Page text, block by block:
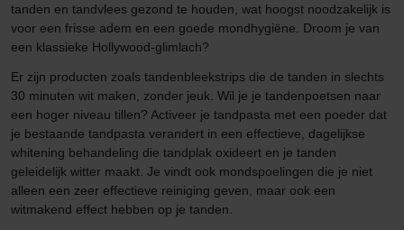
tanden en tandvlees gezond te houden, wat hoogst noodzakelijk is
voor een frisse adem en een goede mondhygiëne. Droom je van
een klassieke Hollywood-glimlach?
Er zijn producten zoals tandenbleekstrips die de tanden in slechts
30 minuten wit maken, zonder jeuk. Wil je je tandenpoetsen naar
een hoger niveau tillen? Activeer je tandpasta met een poeder dat
je bestaande tandpasta verandert in een effectieve, dagelijkse
whitening behandeling die tandplak oxideert en je tanden
geleidelijk witter maakt. Je vindt ook mondspoelingen die je niet
alleen een zeer effectieve reiniging geven, maar ook een
witmakend effect hebben op je tanden.